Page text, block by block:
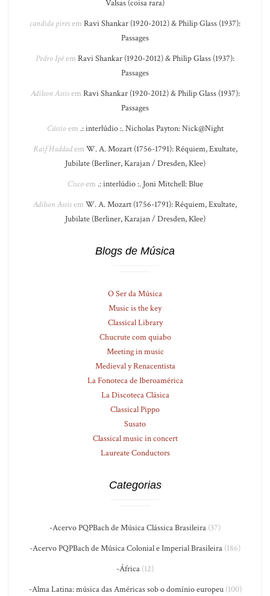
Valsas (coisa rara)
candida piresem Ravi Shankar (1920-2012) & Philip Glass (1937):
Passages
Pedro Ipêem Ravi Shankar (1920-2012) & Philip Glass (1937):
Passages
Adilson Assisem Ravi Shankar (1920-2012) & Philip Glass (1937):
Passages
Cássioem .: interlúdio :. Nicholas Payton: Nick@Night
Raif Haddadem W. A. Mozart (1756-1791): Réquiem, Exultate,
Jubilate (Berliner, Karajan / Dresden, Klee)
Ciscoem .: interlúdio :. Joni Mitchell: Blue
Adilson Assisem W. A. Mozart (1756-1791): Réquiem, Exultate,
Jubilate (Berliner, Karajan / Dresden, Klee)
Blogs de Música
O Ser da Música
Music is the key
Classical Library
Chucrute com quiabo
Meeting in music
Medieval y Renacentista
La Fonoteca de Iberoamérica
La Discoteca Clásica
Classical Pippo
Susato
Classical music in concert
Laureate Conductors
Categorias
-Acervo PQPBach de Música Clássica Brasileira (37)
-Acervo PQPBach de Música Colonial e Imperial Brasileira (186)
-África (12)
-Alma Latina: música das Américas sob o domínio europeu(100)